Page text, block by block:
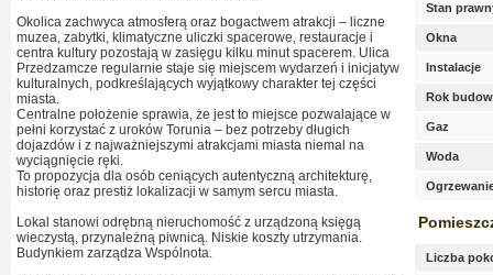
Okolica zachwyca atmosferą oraz bogactwem atrakcji – liczne
muzea, zabytki, klimatyczne uliczki spacerowe, restauracje i
centra kultury pozostają w zasięgu kilku minut spacerem. Ulica
Przedzamcze regularnie staje się miejscem wydarzeń i inicjatyw
kulturalnych, podkreślających wyjątkowy charakter tej części
miasta.
Centralne położenie sprawia, że jest to miejsce pozwalające w
pełni korzystać z uroków Torunia – bez potrzeby długich
dojazdów i z najważniejszymi atrakcjami miasta niemal na
wyciągnięcie ręki.
To propozycja dla osób ceniących autentyczną architekturę,
historię oraz prestiż lokalizacji w samym sercu miasta.
Lokal stanowi odrębną nieruchomość z urządzoną księgą
wieczystą, przynależną piwnicą. Niskie koszty utrzymania.
Budynkiem zarządza Wspólnota.
Stan
Okna
Instalacje
Rok
Gaz
Woda
Liczba